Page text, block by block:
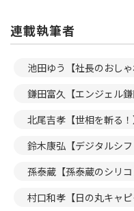
連載執筆者
池田ゆう【社長のおしゃ
鎌田富久【エンジェル鎌
北尾吉孝【世相を斬る！
鈴木康弘【デジタルシフ
孫泰蔵【孫泰蔵のシリ
村口和孝【日の丸キャピ